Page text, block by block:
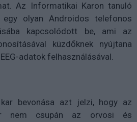
Az Informatikai Karon tanuló
olyan Androidos telefonos
kapcsolódott be, ami az
küzdőknek nyújtana
adatok felhasználásával.
bevonása azt jelzi, hogy az
nem csupán az orvosi és